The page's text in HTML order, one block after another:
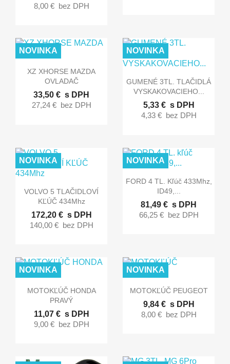
8,00 € bez DPH
 Rýchly náhľad
XZ XHORSE MAZDA
OVLADAČ
33,50 € s DPH
27,24 € bez DPH
NOVINKA
 Rýchly náhľad
GUMENÉ 3TL. TLAČIDLÁ
VYSKAKOVACIEHO...
5,33 € s DPH
4,33 € bez DPH
NOVINKA
 Rýchly náhľad
VOLVO 5 TLAČIDLOVÍ
KĽÚČ 434Mhz
172,20 € s DPH
140,00 € bez DPH
NOVINKA
 Rýchly náhľad
FORD 4 TL. Kľúč 433Mhz,
ID49,...
81,49 € s DPH
66,25 € bez DPH
NOVINKA
 Rýchly náhľad
MOTOKĽÚČ HONDA
PRAVÝ
11,07 € s DPH
9,00 € bez DPH
NOVINKA
 Rýchly náhľad
MOTOKĽÚČ PEUGEOT
9,84 € s DPH
8,00 € bez DPH
NOVINKA